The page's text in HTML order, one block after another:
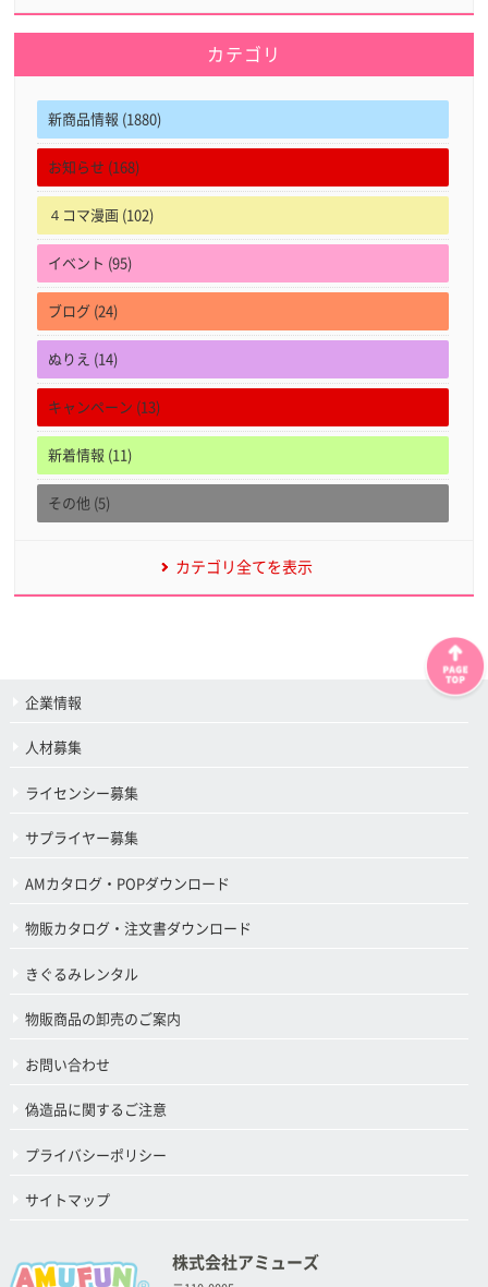
カテゴリ
新商品情報 (1880)
お知らせ (168)
４コマ漫画 (102)
イベント (95)
ブログ (24)
ぬりえ (14)
キャンペーン (13)
新着情報 (11)
その他 (5)
カテゴリ全てを表示
企業情報
人材募集
ライセンシー募集
サプライヤー募集
AMカタログ・POPダウンロード
物販カタログ・注文書ダウンロード
きぐるみレンタル
物販商品の卸売のご案内
お問い合わせ
偽造品に関するご注意
プライバシーポリシー
サイトマップ
株式会社アミューズ